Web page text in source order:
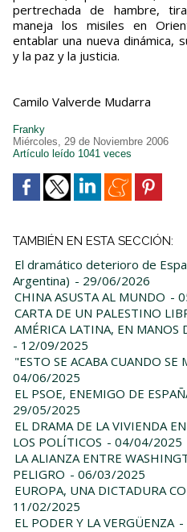
pertrechada de hambre,
maneja los misiles en
entablar una nueva dinámica,
y la paz y la justicia.
Camilo Valverde Mudarra
Franky
Miércoles, 29 de Noviembre 2006
Artículo leído 1041 veces
TAMBIÉN EN ESTA SECCIÓN:
El dramático deterioro de
Argentina) - 29/06/2026
CHINA ASUSTA AL MUNDO -
CARTA DE UN PALESTINO
AMÉRICA LATINA, EN MANOS
- 12/09/2025
"ESTO SE ACABA CUANDO SE
04/06/2025
EL PSOE, ENEMIGO DE
29/05/2025
EL DRAMA DE LA VIVIENDA
LOS POLÍTICOS - 04/04/2025
LA ALIANZA ENTRE
PELIGRO - 06/03/2025
EUROPA, UNA DICTADURA
11/02/2025
EL PODER Y LA VERGÜENZA -